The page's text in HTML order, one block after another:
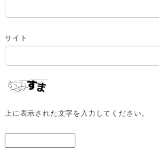
サイト
上に表示された文字を入力してください。